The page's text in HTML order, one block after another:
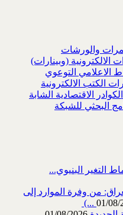
والورشات
الالكترونية (وبينارات)
الاعلامي التوعوي
الكتب الالكترونية
الاقتصادية الشابة
البحثي للشبكة
التغير البنيوي...
من وفرة الموارد إلى
01/08/